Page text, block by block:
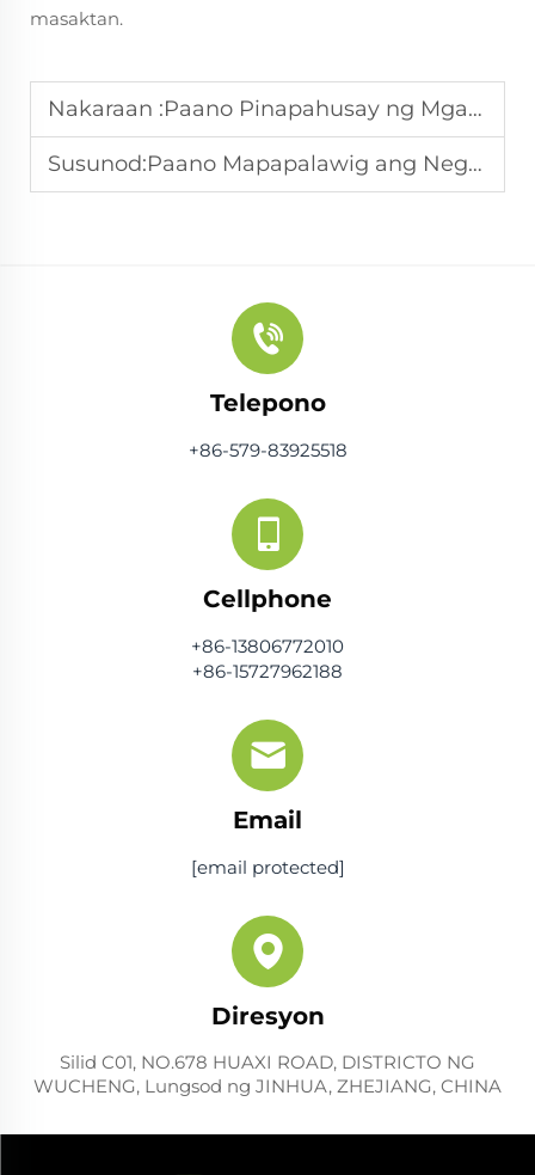
masaktan.
Nakaraan :Paano Pinapahusay ng Mga Trampolin sa Hardin ang Benta sa Labas?
Susunod:Paano Mapapalawig ang Negosyo Gamit ang Kagamitan sa Pilates?
Telepono
+86-579-83925518
Cellphone
+86-13806772010
+86-15727962188
Email
[email protected]
Diresyon
Silid C01, NO.678 HUAXI ROAD, DISTRICTO NG
WUCHENG, Lungsod ng JINHUA, ZHEJIANG, CHINA